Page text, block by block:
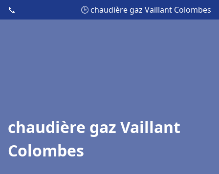
📞 🕒 chaudière gaz Vaillant Colombes
chaudière gaz Vaillant
Colombes